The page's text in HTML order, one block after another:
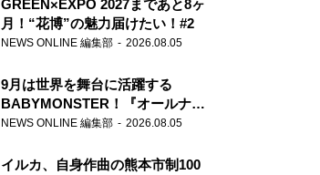
GREEN×EXPO 2027まであと8ヶ
月！“花博”の魅力届けたい！#2
NEWS ONLINE 編集部 2026.08.05
9月は世界を舞台に活躍する
BABYMONSTER！『オールナイ
トニッポンPODCAST』月替わり
NEWS ONLINE 編集部 2026.08.05
イルカ、自身作曲の熊本市制100